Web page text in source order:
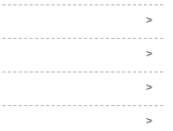
>
>
>
>